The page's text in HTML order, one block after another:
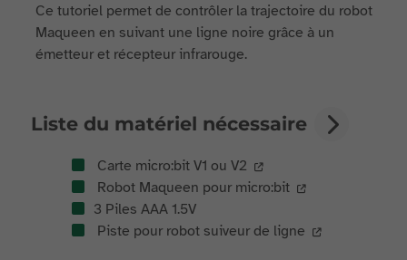
Ce tutoriel permet de contrôler la trajectoire du robot
Maqueen en suivant une ligne noire grâce à un
émetteur et récepteur infrarouge.
Liste du matériel nécessaire
Carte micro:bit V1 ou V2
Robot Maqueen pour micro:bit
3 Piles AAA 1.5V
Piste pour robot suiveur de ligne